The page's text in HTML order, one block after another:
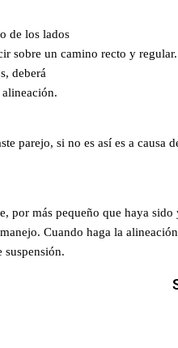
de los lados
sobre un camino recto y
deberá
parejo, si no es así es a causa
por más pequeño que haya sido
Cuando haga la alineación
suspensión.